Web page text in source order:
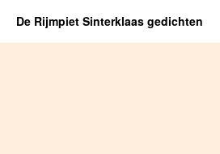
De Rijmpiet Sinterklaas gedichten